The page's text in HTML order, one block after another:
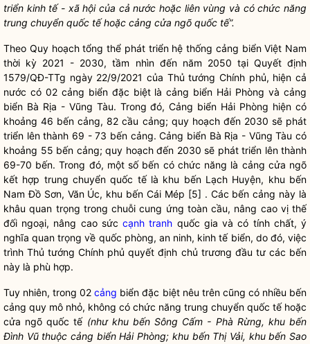
triển kinh tế - xã hội của cả nước hoặc liên vùng và có chức năng
trung chuyển quốc tế hoặc cảng cửa ngõ quốc tế”.
Theo Quy hoạch tổng thể phát triển hệ thống cảng biển Việt Nam
thời kỳ 2021 - 2030, tầm nhìn đến năm 2050 tại Quyết định
1579/QĐ-TTg ngày 22/9/2021 của Thủ tướng Chính phủ, hiện cả
nước có 02 cảng biển đặc biệt làcảng biển Hải Phòng vàcảng
biển Bà Rịa - Vũng Tàu. Trong đó,Cảng biển Hải Phòng hiện có
khoảng 46 bếncảng, 82 cầu cảng; quy hoạch đến 2030 sẽ phát
triển lên thành 69 - 73 bến cảng.Cảng biển Bà Rịa - Vũng Tàu có
khoảng 55 bến cảng; quy hoạch đến 2030 sẽ phát triển lên thành
69-70 bến. Trong đó, một số bến có chức năng là cảng cửa ngõ
kết hợp trung chuyển quốc tế là khu bến Lạch Huyện, khu bến
Nam Đồ Sơn, Văn Úc, khu bến Cái Mép [5] . Các bếncảng này là
khâu quan trọng trong chuỗi cung ứng toàn cầu, nâng cao vị thế
đối ngoại, nâng cao sứccạnh tranh quốc gia và có tính chất, ý
nghĩa quan trọng về quốc phòng, an ninh, kinh tế biển, do đó, việc
trình Thủ tướng Chính phủ quyết định chủ trương đầu tư các bến
này là phù hợp.
Tuy nhiên, trong 02cảng biển đặc biệt nêu trên cũng có nhiều bến
cảng quy mô nhỏ, không có chức năng trung chuyển quốc tế hoặc
cửa ngõ quốc tế (như khu bến Sông Cấm - Phà Rừng, khu bến
Đình Vũ thuộccảng biển Hải Phòng; khu bến Thị Vải, khu bến Sao